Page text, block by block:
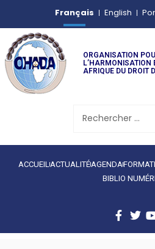
Français English
ORGANISATION
L’HARMONISATION
AFRIQUE DU DROIT
ACCUEIL ACTUALITÉAGENDA
BIBLIO